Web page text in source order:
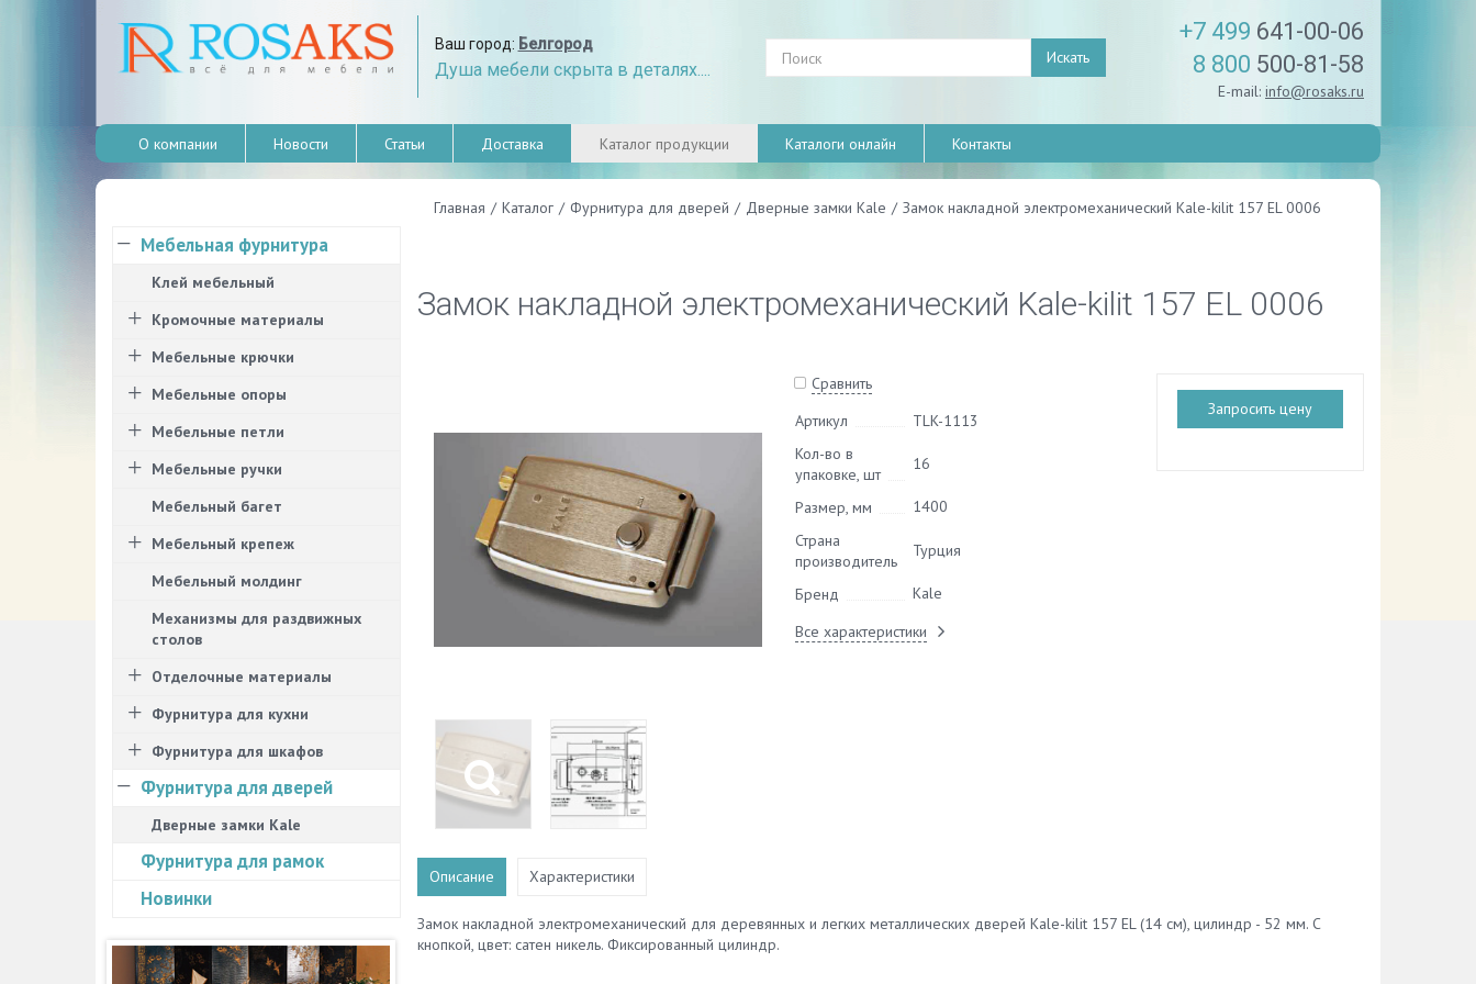
Ваш город: Белгород
Душа мебели скрыта в деталях....
Искать
+7 499 641-00-06
8 800 500-81-58
E-mail: info@rosaks.ru
О компании Новости Статьи Доставка Каталог продукции Каталоги онлайн Контакты
Главная / Каталог / Фурнитура для дверей / Дверные замки Kale / Замок накладной электромеханический Kale-kilit 157 EL 0006
Замок накладной электромеханический Kale-kilit 157 EL 0006
Сравнить
Артикул
TLK-1113
Кол-во в
упаковке, шт
16
Размер, мм
1400
Страна
производитель
Турция
Бренд
Kale
Все характеристики
Запросить цену
Описание Характеристики
Замок накладной электромеханический для деревянных и легких металлических дверей Kale-kilit 157 EL (14 см), цилиндр - 52 мм. С
кнопкой, цвет: сатен никель. Фиксированный цилиндр.
Мебельная фурнитура
Клей мебельный
Кромочные материалы
Мебельные крючки
Мебельные опоры
Мебельные петли
Мебельные ручки
Мебельный багет
Мебельный крепеж
Мебельный молдинг
Механизмы для раздвижных
столов
Отделочные материалы
Фурнитура для кухни
Фурнитура для шкафов
Фурнитура для дверей
Дверные замки Kale
Фурнитура для рамок
Новинки